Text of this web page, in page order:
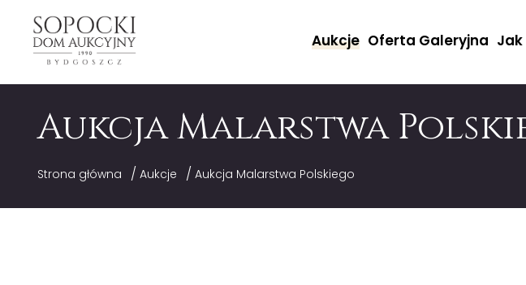
Aukcje Oferta Galeryjna
Aukcja Malarstwa
Strona główna / Aukcje / Aukcja Malarstwa Polskiego